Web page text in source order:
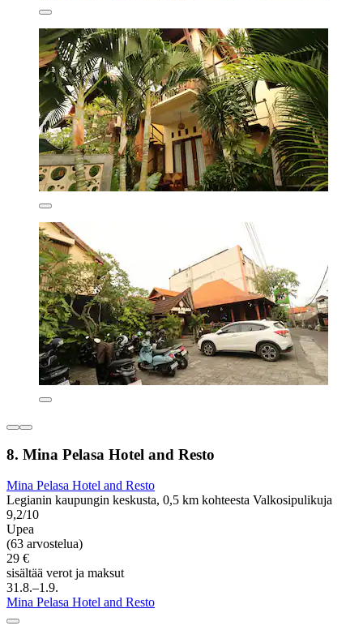
8. Mina Pelasa Hotel and Resto
Mina Pelasa Hotel and Resto
Legianin kaupungin keskusta, 0,5 km kohteesta Valkosipulikuja
9,2/10
Upea
(63 arvostelua)
29 €
sisältää verot ja maksut
31.8.–1.9.
Mina Pelasa Hotel and Resto